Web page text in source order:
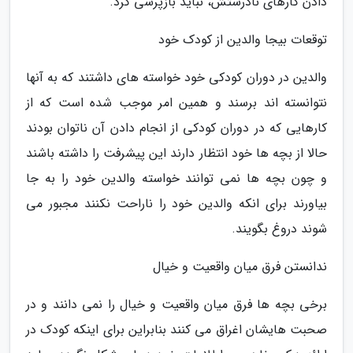
توقعات بیجا والدین از کودک خود
والدین در دوران کودکی خود خواسته های داشتند که به آنها
نتوانسته اند برسند و همین امر موجب شده است که از
کارهایی که در دوران کودکی از انجام دادن آن ناتوان بودند
حالا از بچه ها خود انتظار دارند این پیشرفت را داشته باشند
و چون بچه ها نمی توانند خواسته والدین خود را به جا
بیاورند برای انکه والدین خود را ناراحت نکنند مجبور می
شوند دروغ بگویند.
ندانستن فرق میان واقعیت و خیال
برخی بچه ها فرق میان واقعیت و خیال را نمی دانند و در
صحبت هایشان اغراق می کنند بنابراین برای اینکه کودک در